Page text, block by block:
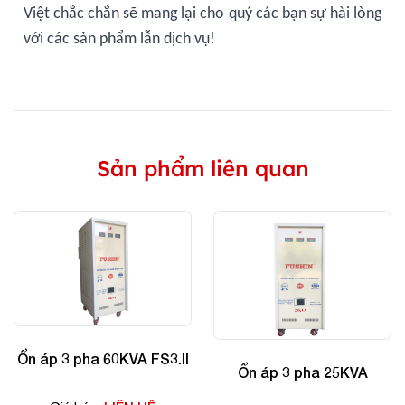
Việt chắc chắn sẽ mang lại cho quý các bạn sự hài lòng
với các sản phẩm lẫn dịch vụ!
Sản phẩm liên quan
Ổn áp 3 pha 60KVA FS3.II
Ổn áp 3 pha 25KVA